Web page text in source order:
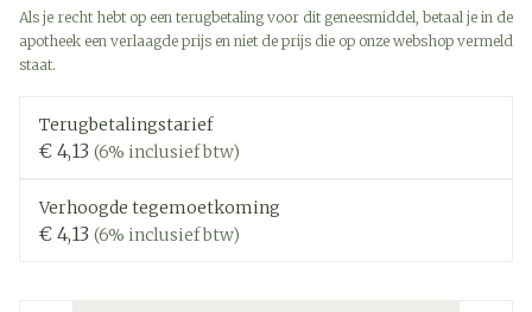
Als je recht hebt op een terugbetaling voor dit geneesmiddel, betaal je in de
apotheek een verlaagde prijs en niet de prijs die op onze webshop vermeld
staat.
Terugbetalingstarief
€ 4,13 (6% inclusief btw)
Verhoogde tegemoetkoming
€ 4,13 (6% inclusief btw)